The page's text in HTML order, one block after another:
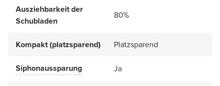
Ausziehbarkeit der
Schubladen
80%
Kompakt (platzsparend) Platzsparend
Siphonaussparung Ja